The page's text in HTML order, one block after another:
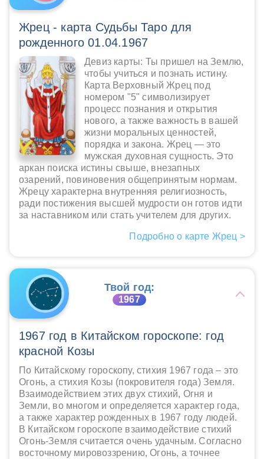
Жрец - карта Судьбы Таро для
рожденного 01.04.1967
Девиз карты: Ты пришел на Землю,
чтобы учиться и познать истину.
Карта Верховный Жрец под
номером "5" символизирует
процесс познания и открытия
нового, а также важность в вашей
жизни моральных ценностей,
порядка и закона. Жрец — это
мужская духовная сущность. Это
аркан поиска истины свыше, внезапных
озарений, повиновения общепринятым нормам.
Жрецу характерна внутренняя религиозность,
ради постижения высшей мудрости он готов идти
за наставником или стать учителем для других.
Подробно о карте Жрец >
Твой год:
1967
1967 год в Китайском гороскопе: год
красной Козы
По Китайскому гороскопу, стихия 1967 года – это
Огонь, а стихия Козы (покровителя года) Земля.
Взаимодействием этих двух стихий, Огня и
Земли, во многом и определяется характер года,
а также характер рожденных в 1967 году людей.
В Китайском гороскопе взаимодействие стихий
Огонь-Земля считается очень удачным. Согласно
восточному мировоззрению, Огонь, а точнее